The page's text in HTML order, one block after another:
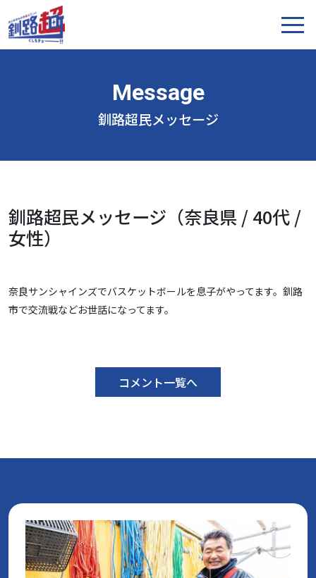
釧路超民メッセージ
釧路超民メッセージ（奈良県 / 40代 /
女性）
奈良サンシャインズでバスケットボールを息子がやってます。釧路
市で交流戦などお世話になってます。
コメント一覧へ